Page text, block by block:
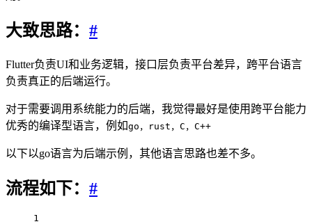
大致思路： #
Flutter负责UI和业务逻辑，接口层负责平台差异，跨平台语言
负责真正的后端运行。
对于需要调用系统能力的后端，我觉得最好是使用跨平台能力
优秀的编译型语言，例如go，rust，C，C++
以下以go语言为后端示例，其他语言思路也差不多。
流程如下： #
1